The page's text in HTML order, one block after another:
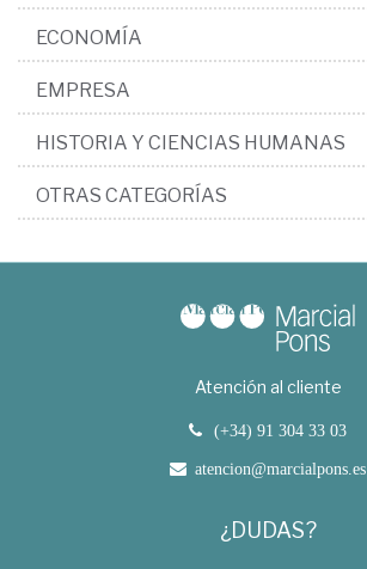
ECONOMÍA
EMPRESA
HISTORIA Y CIENCIAS HUMANAS
OTRAS CATEGORÍAS
Atención al cliente
(+34) 91 304 33 03
atencion@marcialpons.es
¿DUDAS?